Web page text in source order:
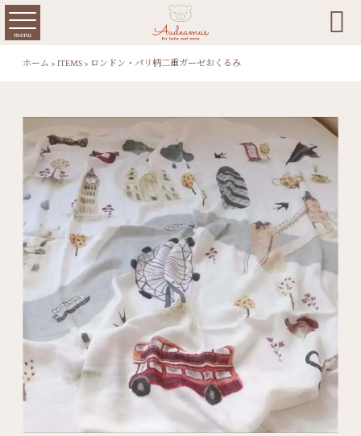
menu 
ホーム > ITEMS> ロンドン・パリ柄二重ガーゼおくるみ